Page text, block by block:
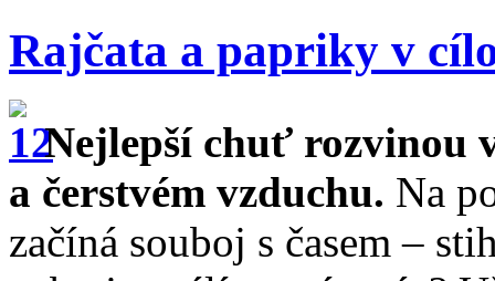
Rajčata a papriky v
Nejlepší chuť rozvinou
a čerstvém vzduchu. Na
začíná souboj s časem –